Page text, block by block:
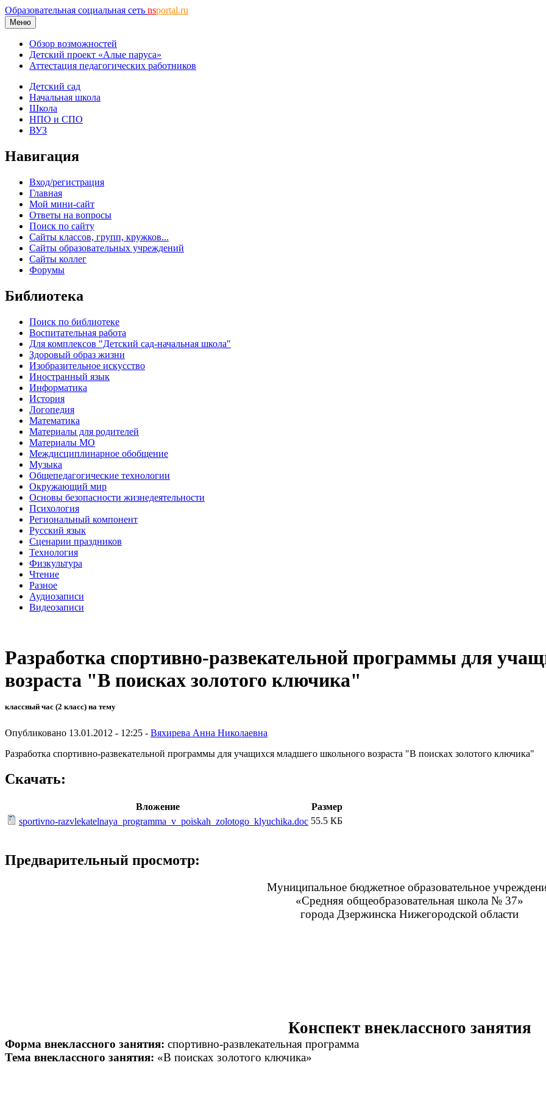
Образовательная социальная сеть nsportal.ru
Меню
Обзор возможностей
Детский проект «Алые паруса»
Аттестация педагогических работников
Детский сад
Начальная школа
Школа
НПО и СПО
ВУЗ
Навигация
Вход/регистрация
Главная
Мой мини-сайт
Ответы на вопросы
Поиск по сайту
Сайты классов, групп, кружков...
Сайты образовательных учреждений
Сайты коллег
Форумы
Библиотека
Поиск по библиотеке
Воспитательная работа
Для комплексов "Детский сад-начальная школа"
Здоровый образ жизни
Изобразительное искусство
Иностранный язык
Информатика
История
Логопедия
Математика
Материалы для родителей
Материалы МО
Междисциплинарное обобщение
Музыка
Общепедагогические технологии
Окружающий мир
Основы безопасности жизнедеятельности
Психология
Региональный компонент
Русский язык
Сценарии праздников
Технология
Физкультура
Чтение
Разное
Аудиозаписи
Видеозаписи
Разработка спортивно-развекательной программы для
возраста "В поисках золотого ключика"
классный час (2 класс) на тему
Опубликовано 13.01.2012 - 12:25 - Вяхирева Анна Николаевна
Разработка спортивно-развекательной программы для учащихся младшего школьного возраста "В поисках золотого ключика"
Скачать:
Вложение
Размер
sportivno-razvlekatelnaya_programma_v_poiskah_zolotogo_klyuchika.doc 55.5 КБ
Предварительный просмотр:
Муниципальное бюджетное образовательное
«Средняя общеобразовательная школа № 37»
города Дзержинска Нижегородской области
Конспект внеклассного занятия
Форма внеклассного занятия: спортивно-развлекательная программа
Тема внеклассного занятия: «В поисках золотого ключика»